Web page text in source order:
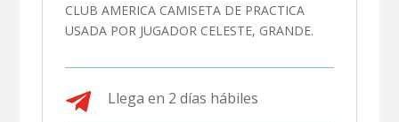
CLUB AMERICA CAMISETA DE PRACTICA
USADA POR JUGADOR CELESTE, GRANDE.
 Llega en 2 días hábiles